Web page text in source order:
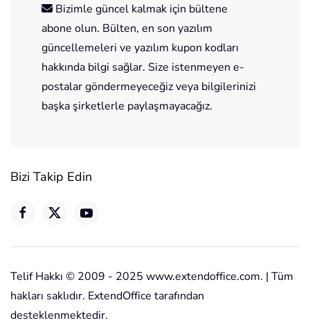
Bizimle güncel kalmak için bültene
abone olun. Bülten, en son yazılım
güncellemeleri ve yazılım kupon kodları
hakkında bilgi sağlar. Size istenmeyen e-
postalar göndermeyeceğiz veya bilgilerinizi
başka şirketlerle paylaşmayacağız.
Bizi Takip Edin
Telif Hakkı © 2009 - 2025 www.extendoffice.com. | Tüm
hakları saklıdır. ExtendOffice tarafından
desteklenmektedir.